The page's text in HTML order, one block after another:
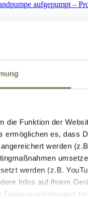
die Funktion der
ermöglichen es, dass
werden
werden (z.B.
Infos auf Ihrem
Datenverarbeitungen